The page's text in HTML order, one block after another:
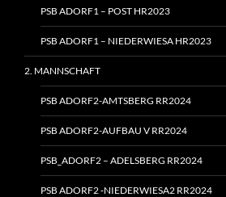
PSB ADORF1 – POST HR2023
PSB ADORF1 – NIEDERWIESA HR2023
2. MANNSCHAFT
PSB ADORF2-AMTSBERG RR2024
PSB ADORF2-AUFBAU V RR2024
PSB_ADORF2 – ADELSBERG RR2024
PSB ADORF2 ‑NIEDERWIESA2 RR2024